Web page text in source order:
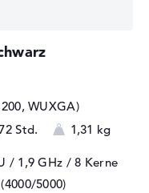
WUXGA)
Std. 1,31 kg
/ 1,9 GHz / 8 Kerne
5000)